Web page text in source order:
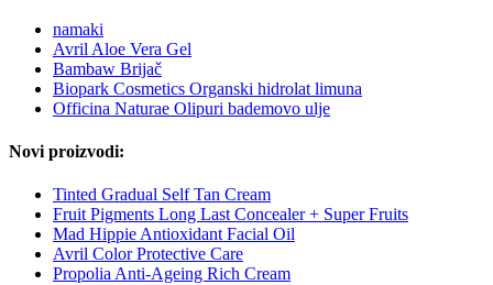
namaki
Avril Aloe Vera Gel
Bambaw Brijač
Biopark Cosmetics Organski hidrolat limuna
Officina Naturae Olipuri bademovo ulje
Novi proizvodi:
Tinted Gradual Self Tan Cream
Fruit Pigments Long Last Concealer + Super Fruits
Mad Hippie Antioxidant Facial Oil
Avril Color Protective Care
Propolia Anti-Ageing Rich Cream